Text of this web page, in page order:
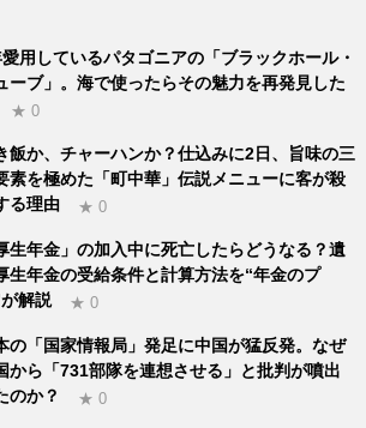
用しているパタゴニアの「ブラックホール・
ーブ」。海で使ったらその魅力を再発見した
★ 0
飯か、チャーハンか？仕込みに2日、旨味の三
素を極めた「町中華」伝説メニューに客が殺
る理由
★ 0
生年金」の加入中に死亡したらどうなる？遺
生年金の受給条件と計算方法を“年金のプ
が解説
★ 0
の「国家情報局」発足に中国が猛反発。なぜ
から「731部隊を連想させる」と批判が噴出
のか？
★ 0